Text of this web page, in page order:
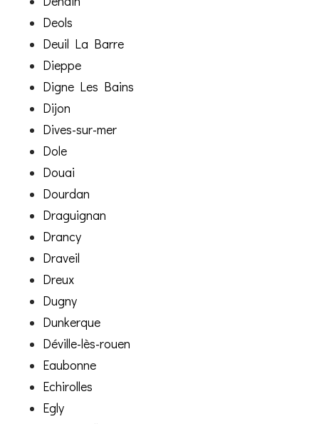
Deols
Deuil La Barre
Dieppe
Digne Les Bains
Dijon
Dives-sur-mer
Dole
Douai
Dourdan
Draguignan
Drancy
Draveil
Dreux
Dugny
Dunkerque
Déville-lès-rouen
Eaubonne
Echirolles
Egly